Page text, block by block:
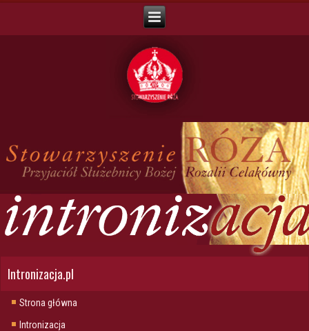
Intronizacja.pl
Strona główna
Intronizacja